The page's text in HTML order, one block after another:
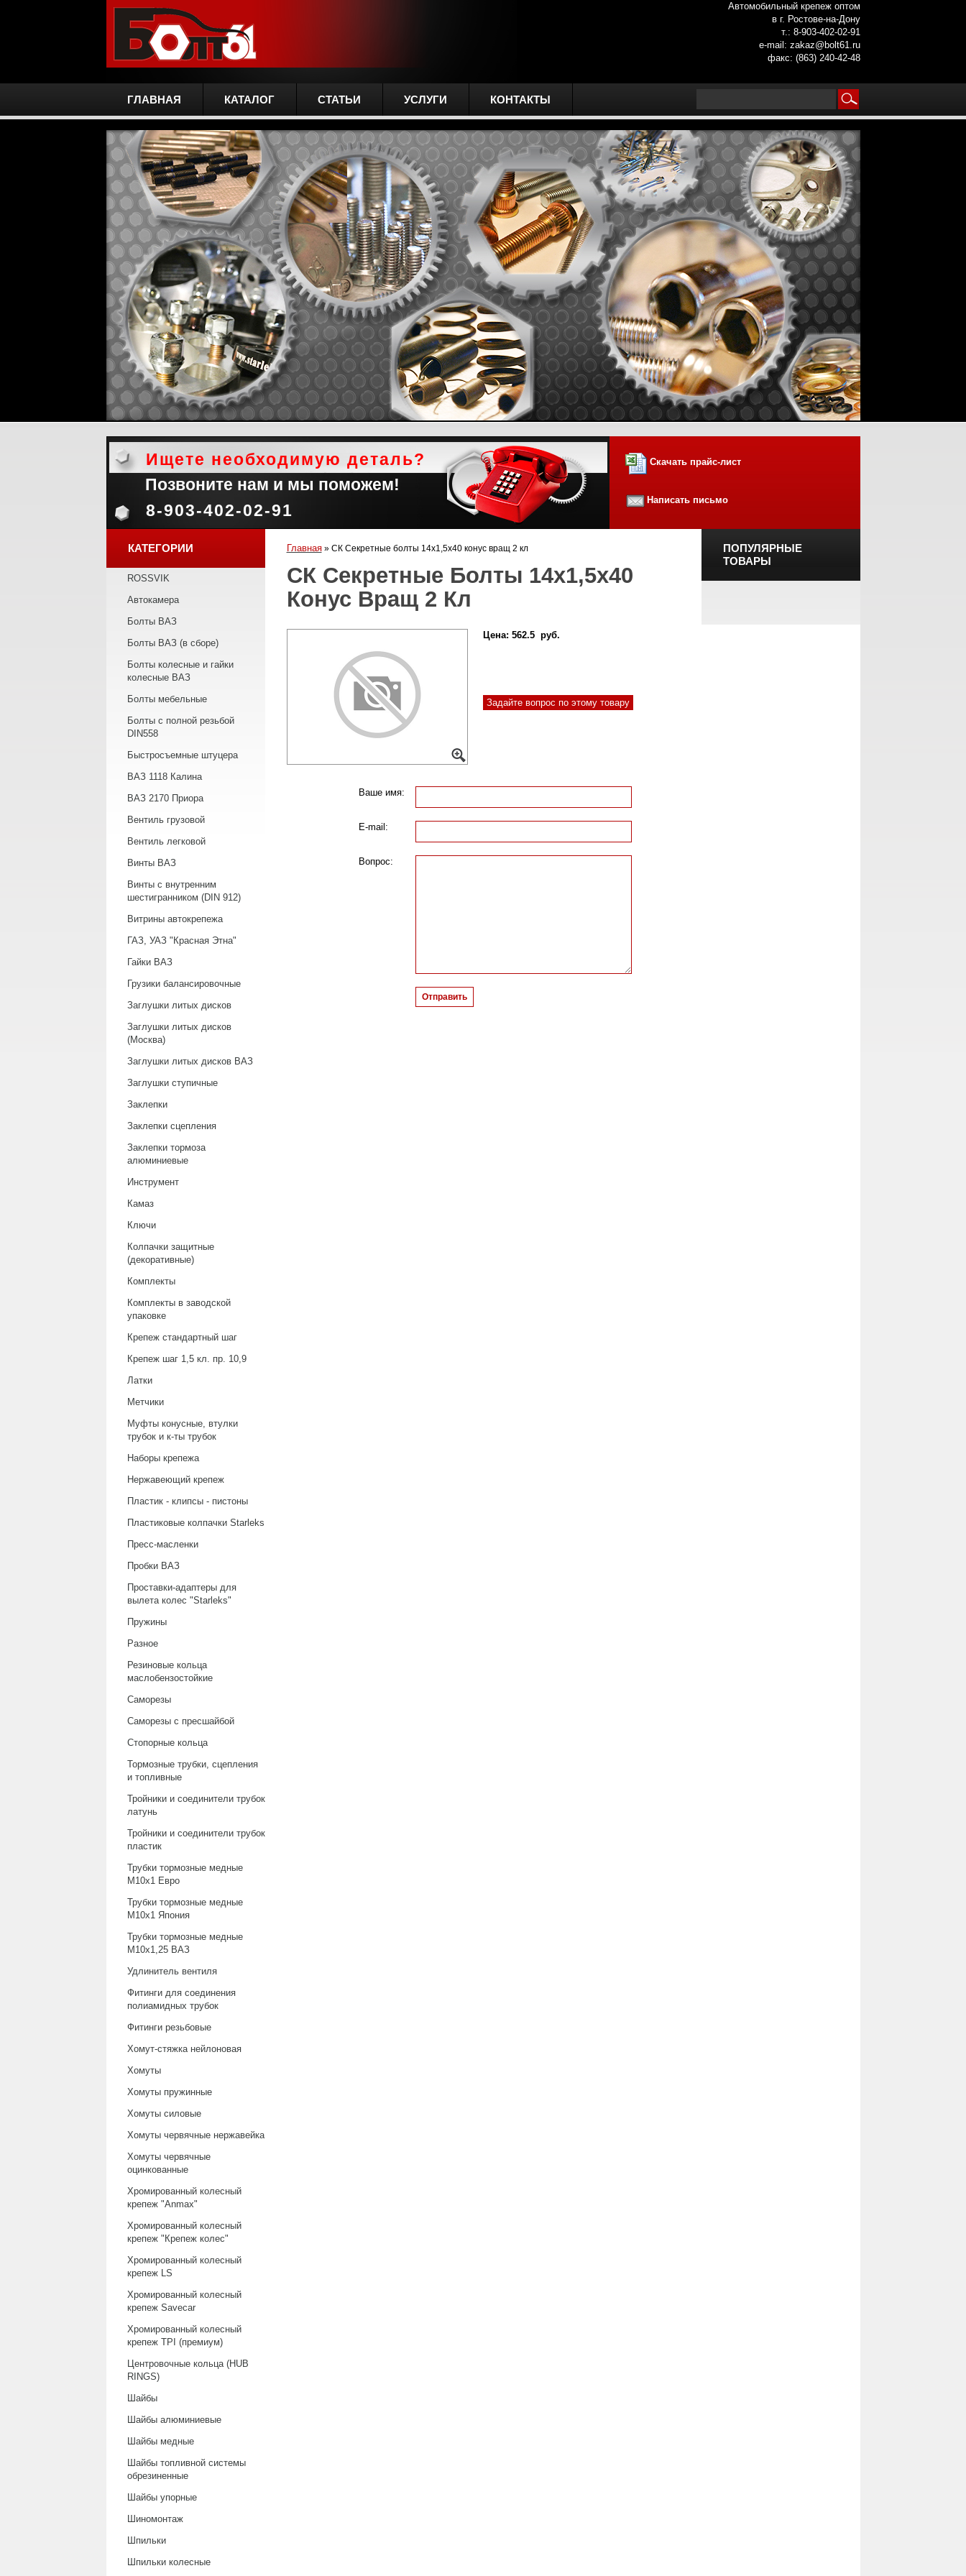
Автомобильный крепеж оптом
в г. Ростове-на-Дону
т.: 8-903-402-02-91
e-mail: zakaz@bolt61.ru
факс: (863) 240-42-48
ГЛАВНАЯ КАТАЛОГ СТАТЬИ УСЛУГИ КОНТАКТЫ
Ищете необходимую деталь?
Позвоните нам и мы поможем!
8-903-402-02-91
Скачать прайс-лист
Написать письмо
ПОПУЛЯРНЫЕ
ТОВАРЫ
КАТЕГОРИИ
ROSSVIK
Автокамера
Болты ВАЗ
Болты ВАЗ (в сборе)
Болты колесные и гайки
колесные ВАЗ
Болты мебельные
Болты с полной резьбой
DIN558
Быстросъемные штуцера
ВАЗ 1118 Калина
ВАЗ 2170 Приора
Вентиль грузовой
Вентиль легковой
Винты ВАЗ
Винты с внутренним
шестигранником (DIN 912)
Витрины автокрепежа
ГАЗ, УАЗ "Красная Этна"
Гайки ВАЗ
Грузики балансировочные
Заглушки литых дисков
Заглушки литых дисков
(Москва)
Заглушки литых дисков ВАЗ
Заглушки ступичные
Заклепки
Заклепки сцепления
Заклепки тормоза
алюминиевые
Инструмент
Камаз
Ключи
Колпачки защитные
(декоративные)
Комплекты
Комплекты в заводской
упаковке
Крепеж стандартный шаг
Крепеж шаг 1,5 кл. пр. 10,9
Латки
Метчики
Муфты конусные, втулки
трубок и к-ты трубок
Наборы крепежа
Нержавеющий крепеж
Пластик - клипсы - пистоны
Пластиковые колпачки Starleks
Пресс-масленки
Пробки ВАЗ
Проставки-адаптеры для
вылета колес "Starleks"
Пружины
Разное
Резиновые кольца
маслобензостойкие
Саморезы
Саморезы с пресшайбой
Стопорные кольца
Тормозные трубки, сцепления
и топливные
Тройники и соединители трубок
латунь
Тройники и соединители трубок
пластик
Трубки тормозные медные
М10х1 Евро
Трубки тормозные медные
М10х1 Япония
Трубки тормозные медные
М10х1,25 ВАЗ
Удлинитель вентиля
Фитинги для соединения
полиамидных трубок
Фитинги резьбовые
Хомут-стяжка нейлоновая
Хомуты
Хомуты пружинные
Хомуты силовые
Хомуты червячные нержавейка
Хомуты червячные
оцинкованные
Хромированный колесный
крепеж "Anmax"
Хромированный колесный
крепеж "Крепеж колес"
Хромированный колесный
крепеж LS
Хромированный колесный
крепеж Savecar
Хромированный колесный
крепеж TPI (премиум)
Центровочные кольца (HUB
RINGS)
Шайбы
Шайбы алюминиевые
Шайбы медные
Шайбы топливной системы
обрезиненные
Шайбы упорные
Шиномонтаж
Шпильки
Шпильки колесные
Главная» СК Секретные болты 14х1,5х40 конус вращ 2 кл
СК Секретные Болты 14х1,5х40
Конус Вращ 2 Кл
Цена: 562.5 руб.
Задайте вопрос по этому товару
Ваше имя:
E-mail:
Вопрос: